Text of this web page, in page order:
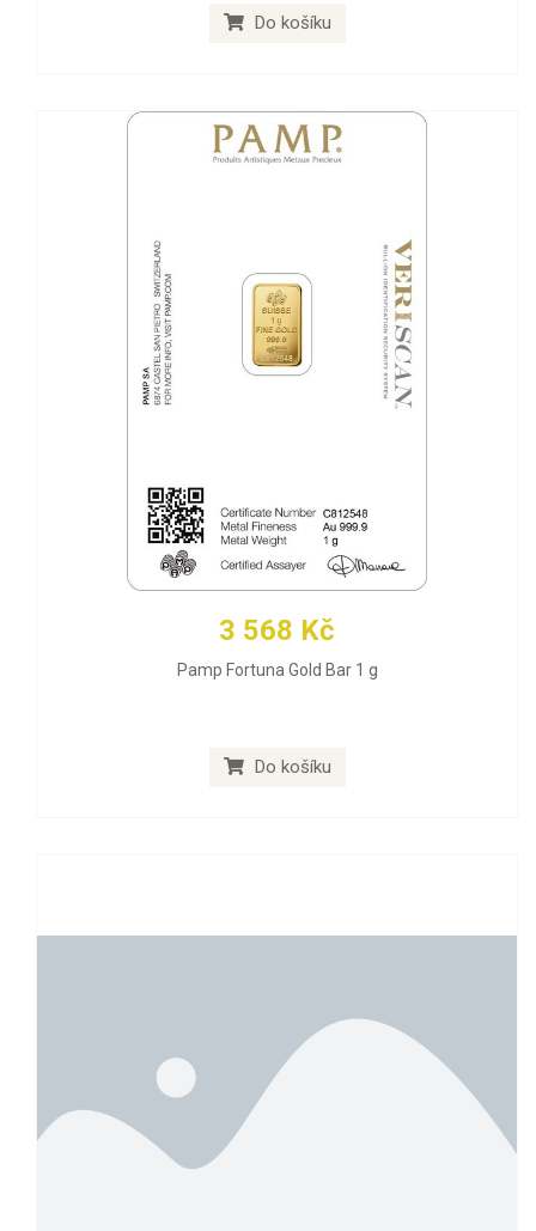
Do košíku
3 568 Kč
Pamp Fortuna Gold Bar 1 g
Do košíku